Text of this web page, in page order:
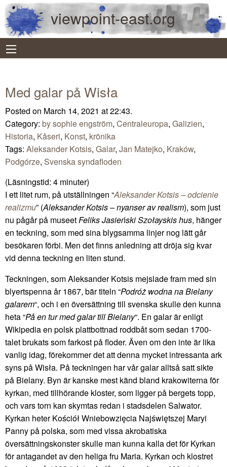
viewpoint-east.org
Med galar på Wisła
Posted on March 14, 2021 at 22:43.
Category: by sophie engström, Centraleuropa, Galizien,
Historia, Kåseri, Konst, krönika
Tags: Aleksander Kotsis, Galar, Jan Matejko, Kraków,
Podgórze, Svenska syndafloden
(Läsningstid: 4 minuter)
I ett litet rum, på utställningen “Aleksander Kotsis – odcienie
realizmu” (Aleksander Kotsis – nyanser av realism), som just
nu pågår på museetFeliks Jasieński Szołayskis hus, hänger
en teckning, som med sina blygsamma linjer nog lätt går
besökaren förbi. Men det finns anledning att dröja sig kvar
vid denna teckning en liten stund.
Teckningen, som Aleksander Kotsis mejslade fram med sin
blyertspenna år 1867, bär titeln “Podróż wodna na Bielany
galarem“, och i en översättning till svenska skulle den kunna
heta “På en tur med galar till Bielany“. En galar är enligt
Wikipedia en polsk plattbottnad roddbåt som sedan 1700-
talet brukats som farkost på floder. Även om den inte är lika
vanlig idag, förekommer det att denna mycket intressanta ark
syns på Wisła. På teckningen har vår galar alltså satt sikte
på Bielany. Byn är kanske mest känd bland krakowiterna för
kyrkan, med tillhörande kloster, som ligger på bergets topp,
och vars torn kan skymtas redan i stadsdelen Salwator.
Kyrkan heter Kościół Wniebowzięcia Najświętszej Maryi
Panny på polska, som med vissa akrobatiska
översättningskonster skulle man kunna kalla det för Kyrkan
för antagandet av den heliga fru Maria. Kyrkan och klostret